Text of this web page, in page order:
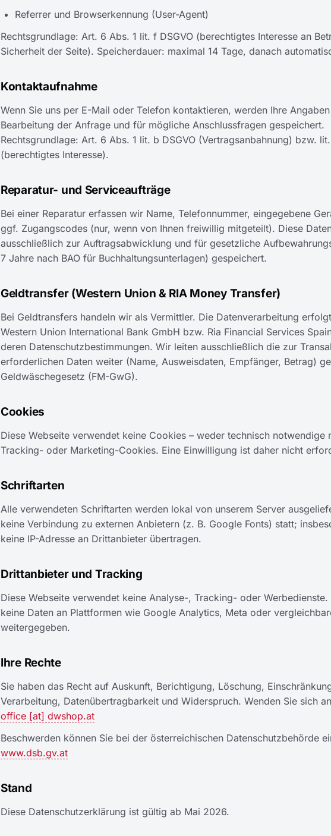
Referrer und Browserkennung (User-Agent)
Rechtsgrundlage: Art. 6 Abs. 1 lit. f DSGVO (berechtigtes Interesse an
Sicherheit der Seite). Speicherdauer: maximal 14 Tage, danach
Kontaktaufnahme
Wenn Sie uns per E-Mail oder Telefon kontaktieren, werden Ihre
Bearbeitung der Anfrage und für mögliche Anschlussfragen gespeichert.
Rechtsgrundlage: Art. 6 Abs. 1 lit. b DSGVO (Vertragsanbahnung) bzw.
(berechtigtes Interesse).
Reparatur- und Serviceaufträge
Bei einer Reparatur erfassen wir Name, Telefonnummer, eingegebene
ggf. Zugangscodes (nur, wenn von Ihnen freiwillig mitgeteilt). Diese
ausschließlich zur Auftragsabwicklung und für gesetzliche
7 Jahre nach BAO für Buchhaltungsunterlagen) gespeichert.
Geldtransfer (Western Union & RIA Money Transfer)
Bei Geldtransfers handeln wir als Vermittler. Die Datenverarbeitung
Western Union International Bank GmbH bzw. Ria Financial Services
deren Datenschutzbestimmungen. Wir leiten ausschließlich die zur
erforderlichen Daten weiter (Name, Ausweisdaten, Empfänger, Betrag)
Geldwäschegesetz (FM-GwG).
Cookies
Diese Webseite verwendet keine Cookies – weder technisch notwendige
Tracking- oder Marketing-Cookies. Eine Einwilligung ist daher nicht
Schriftarten
Alle verwendeten Schriftarten werden lokal von unserem Server
keine Verbindung zu externen Anbietern (z. B. Google Fonts) statt;
keine IP-Adresse an Drittanbieter übertragen.
Drittanbieter und Tracking
Diese Webseite verwendet keine Analyse-, Tracking- oder Werbedienste.
keine Daten an Plattformen wie Google Analytics, Meta oder
weitergegeben.
Ihre Rechte
Sie haben das Recht auf Auskunft, Berichtigung, Löschung,
Verarbeitung, Datenübertragbarkeit und Widerspruch. Wenden Sie sich
office [at] dwshop.at
Beschwerden können Sie bei der österreichischen Datenschutzbehörde
www.dsb.gv.at
Stand
Diese Datenschutzerklärung ist gültig ab Mai 2026.